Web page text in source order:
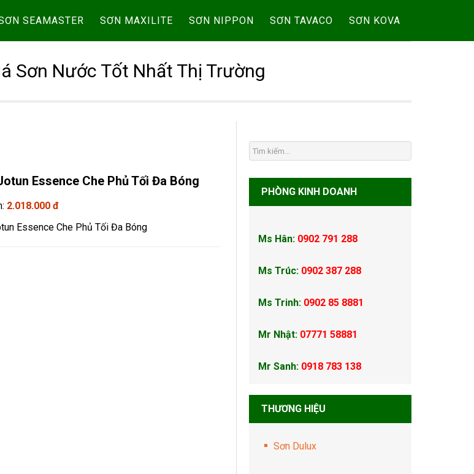
SEAMASTER SƠN MAXILITE SƠN NIPPON SƠN TAVACO SƠN KOVA
Sơn Nước Tốt Nhất Thị Trường
Essence Che Phủ Tối Đa Bóng
2.018.000 đ
Essence Che Phủ Tối Đa Bóng
PHÒNG KINH DOANH
Ms Hân: 0902 791 288
Ms Trúc: 0902 387 288
Ms Trinh: 0902 85 8881
Mr Nhật: 07771 58881
Mr Sanh: 0918 783 138
THƯƠNG HIỆU
Sơn Dulux